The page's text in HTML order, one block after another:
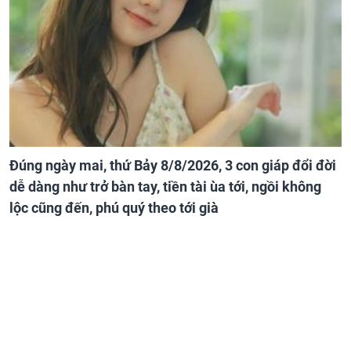
Đúng ngày mai, thứ Bảy 8/8/2026, 3 con giáp đổi đời
dễ dàng như trở bàn tay, tiền tài ùa tới, ngồi không
lộc cũng đến, phú quý theo tới già